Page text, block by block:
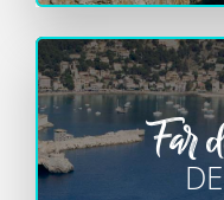
Far